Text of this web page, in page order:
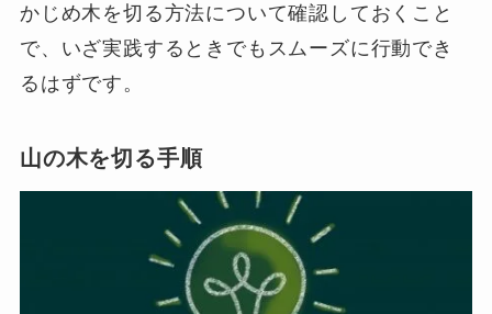
かじめ木を切る方法について確認しておくこと
で、いざ実践するときでもスムーズに行動でき
るはずです。
山の木を切る手順